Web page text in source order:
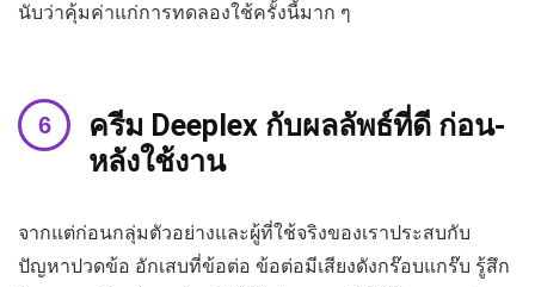
นับว่าคุ้มค่าแก่การทดลองใช้ครั้งนี้มาก ๆ
ครีม Deeplex กับผลลัพธ์ที่ดี ก่อน-
หลังใช้งาน
จากแต่ก่อนกลุ่มตัวอย่างและผู้ที่ใช้จริงของเราประสบกับ
ปัญหาปวดข้อ อักเสบที่ข้อต่อ ข้อต่อมีเสียงดังกร๊อบแกร๊บ รู้สึก